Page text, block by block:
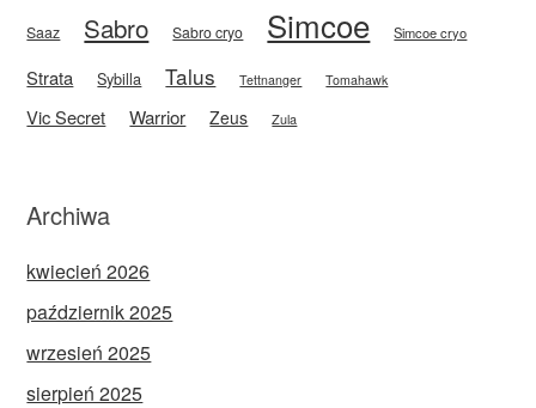
Saaz Sabro Sabro cryo Simcoe Simcoe cryo
Strata Sybilla Talus Tettnanger Tomahawk
Vic Secret Warrior Zeus Zula
Archiwa
kwiecień 2026
październik 2025
wrzesień 2025
sierpień 2025